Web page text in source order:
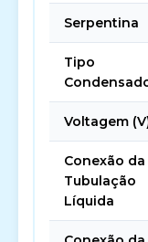
Serpentina
Tipo
Voltagem
Conexão da
Tubulação
Líquida